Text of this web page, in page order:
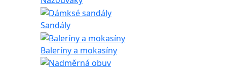
Sandály
Baleríny a mokasíny